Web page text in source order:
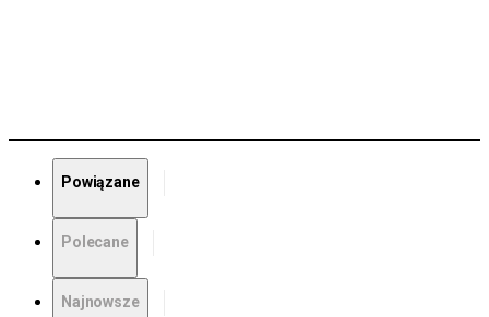
Powiązane
Polecane
Najnowsze